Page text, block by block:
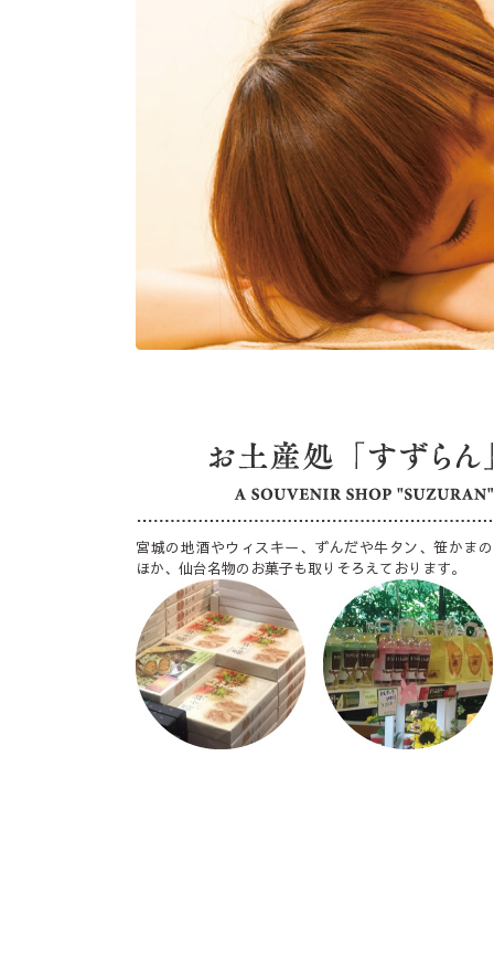
宮城の地酒やウィスキー、ずんだや牛タン、笹かまの
ほか、仙台名物のお菓子も取りそろえております。